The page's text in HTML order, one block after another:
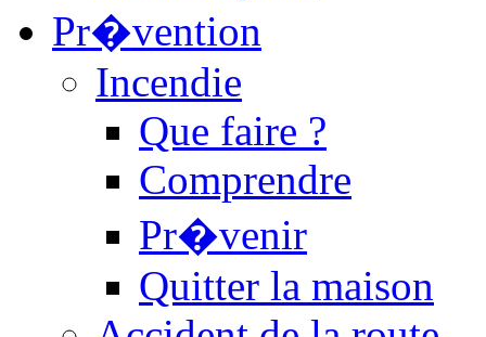
Pr�vention
Incendie
Que faire ?
Comprendre
Pr�venir
Quitter la maison